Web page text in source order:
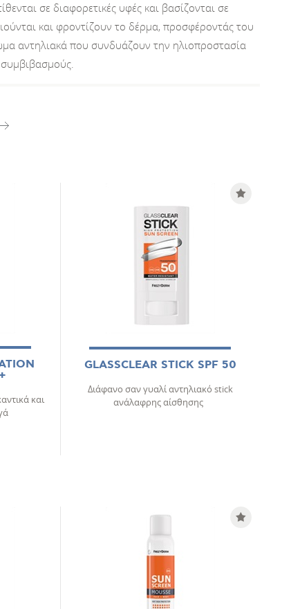
σε διαφορετικές υφές και βασίζονται σε
και φροντίζουν το δέρμα, προσφέροντάς του
αντηλιακά που συνδυάζουν την ηλιοπροστασία
και
GLASSCLEAR STICK SPF 50
Διάφανο σαν γυαλί αντηλιακό stick
ανάλαφρης αίσθησης